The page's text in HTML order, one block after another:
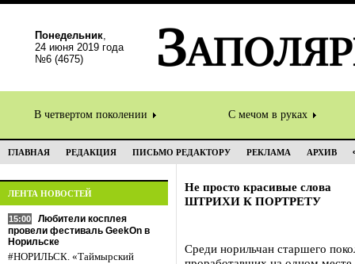
Понедельник,
24 июня 2019 года
№6 (4675)
В четвертом поколении С мечом в руках
ГЛАВНАЯ РЕДАКЦИЯ ПИСЬМО РЕДАКТОРУ РЕКЛАМА АРХИВ
ЛЕНТА НОВОСТЕЙ
15:00
Любители косплея
провели фестиваль GeekOn в
Норильске
#НОРИЛЬСК. «Таймырский
Не просто красивые слова
ШТРИХИ К ПОРТРЕТУ
Среди норильчан старшего